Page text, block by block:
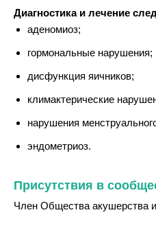
Диагностика и лечение
аденомиоз;
гормональные нарушения;
дисфункция яичников;
климактерические
нарушения
эндометриоз.
Присутствия в
Член Общества акушерства и